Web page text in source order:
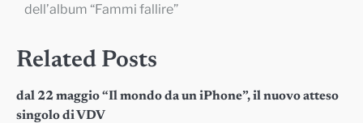
dell’album “Fammi fallire”
Related Posts
dal 22 maggio “Il mondo da un iPhone”, il nuovo atteso
singolo di VDV